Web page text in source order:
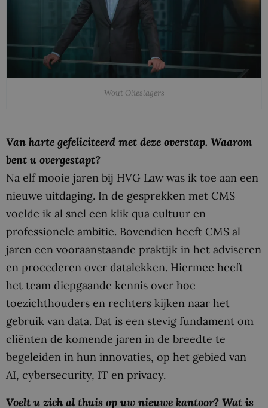
Wout Olieslagers
Van harte gefeliciteerd met deze overstap. Waarom
bent u overgestapt?
Na elf mooie jaren bij HVG Law was ik toe aan een
nieuwe uitdaging. In de gesprekken met CMS
voelde ik al snel een klik qua cultuur en
professionele ambitie. Bovendien heeft CMS al
jaren een vooraanstaande praktijk in het adviseren
en procederen over datalekken. Hiermee heeft
het team diepgaande kennis over hoe
toezichthouders en rechters kijken naar het
gebruik van data. Dat is een stevig fundament om
cliënten de komende jaren in de breedte te
begeleiden in hun innovaties, op het gebied van
AI, cybersecurity, IT en privacy.
Voelt u zich al thuis op uw nieuwe kantoor? Wat is